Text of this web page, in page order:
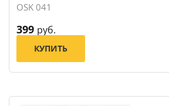
OSK 041
399 руб.
КУПИТЬ